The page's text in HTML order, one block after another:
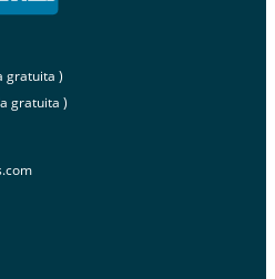
gratuita )
gratuita )